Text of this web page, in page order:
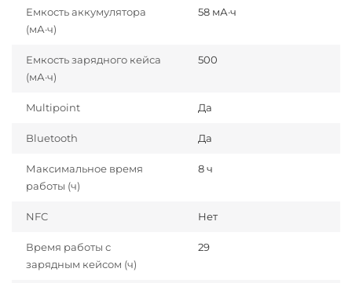
Емкость аккумулятора
(мА·ч)
58 мА·ч
Емкость зарядного кейса
(мА·ч)
500
Multipoint Да
Bluetooth Да
Максимальное время
работы (ч)
8 ч
NFC Нет
Время работы с
зарядным кейсом (ч)
29